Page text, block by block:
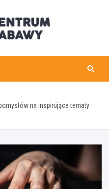
na inspirujące tematy